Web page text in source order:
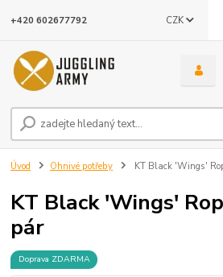
CZK
+420 602677792
Úvod Ohnivé potřeby KT Black 'Wings'
KT Black 'Wings'
pár
Doprava ZDARMA